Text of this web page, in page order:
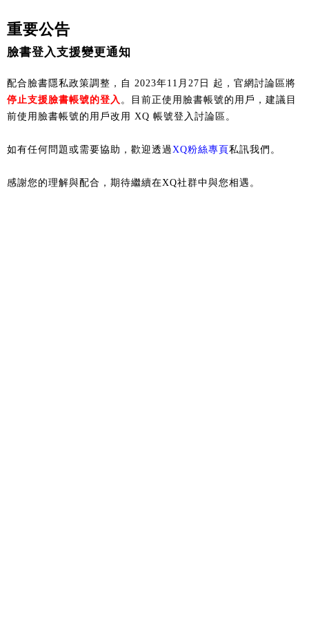
重要公告
臉書登入支援變更通知
配合臉書隱私政策調整，自 2023年11月27日 起，官網討論區將
停止支援臉書帳號的登入 。目前正使用臉書帳號的用戶，建議目
前使用臉書帳號的用戶改用 XQ 帳號登入討論區。
如有任何問題或需要協助，歡迎透過XQ粉絲專頁 私訊我們。
感謝您的理解與配合，期待繼續在XQ社群中與您相遇。